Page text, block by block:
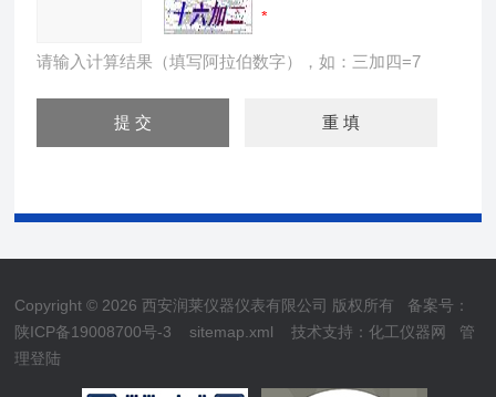
请输入计算结果（填写阿拉伯数字），如：三加四=7
Copyright © 2026 西安润莱仪器仪表有限公司 版权所有 备案号：
陕ICP备19008700号-3
sitemap.xml 技术支持：化工仪器网
管
理登陆